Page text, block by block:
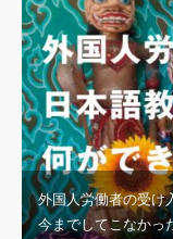
外国人労働者の受
今までしてこなかっ